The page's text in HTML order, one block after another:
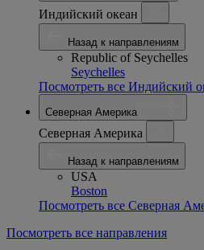
Индийский океан
Назад к направлениям
Republic of Seychelles
Seychelles
Посмотреть все Индийский
Северная Америка
Северная Америка
Назад к направлениям
USA
Boston
Посмотреть все Северная
Посмотреть все направления